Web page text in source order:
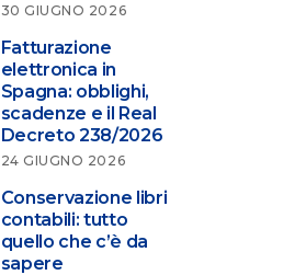
30 GIUGNO 2026
Fatturazione
elettronica in
Spagna: obblighi,
scadenze e il Real
Decreto 238/2026
24 GIUGNO 2026
Conservazione libri
contabili: tutto
quello che c’è da
sapere